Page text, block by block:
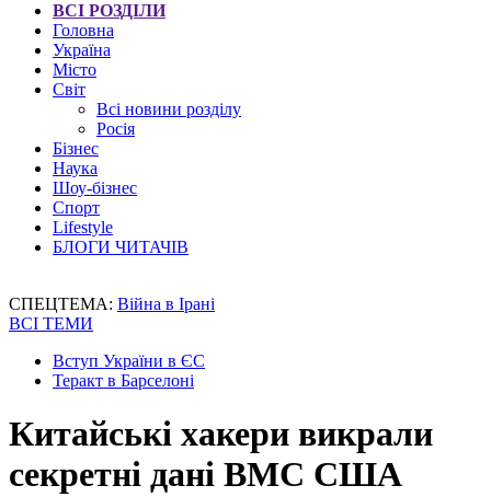
ВСІ РОЗДІЛИ
Головна
Україна
Місто
Світ
Всі новини розділу
Росія
Бізнес
Наука
Шоу-бізнес
Спорт
Lifestyle
БЛОГИ ЧИТАЧІВ
СПЕЦТЕМА: Війна в Ірані
ВСІ ТЕМИ
Вступ України в ЄС
Теракт в Барселоні
Китайські хакери викрали
секретні дані ВМС США